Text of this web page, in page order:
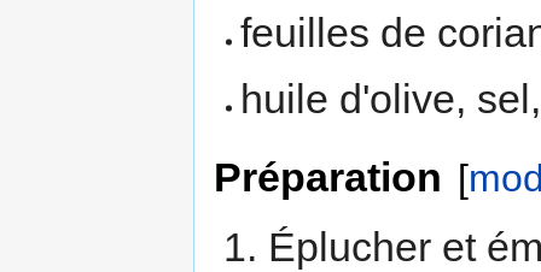
feuilles de
huile d'olive,
Préparation [
Éplucher et